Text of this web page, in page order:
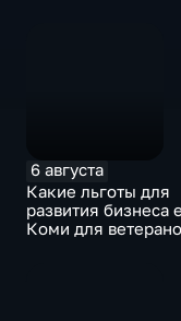
6 августа
Какие льготы для
развития бизнеса
Коми для